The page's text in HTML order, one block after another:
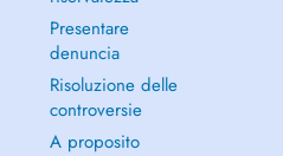
Presentare
denuncia
Risoluzione delle
controversie
A proposito